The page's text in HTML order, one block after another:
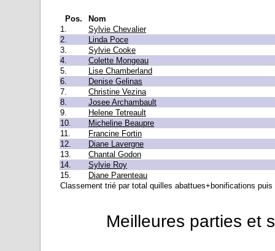
Pos.
Nom
1.
Sylvie Chevalier
2.
Linda Poce
3.
Sylvie Cooke
4.
Colette Mongeau
5.
Lise Chamberland
6.
Denise Gelinas
7.
Christine Vezina
8.
Josee Archambault
9.
Helene Tetreault
10.
Micheline Beaupre
11.
Francine Fortin
12.
Diane Lavergne
13.
Chantal Godon
14.
Sylvie Roy
15.
Diane Parenteau
Classement trié par total quilles abattues+bonifications
Meilleures parties et